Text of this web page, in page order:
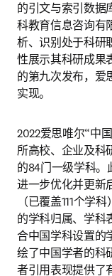
的引文与索引数据
科教育信息咨询有
析、识别处于科研
性展示其科研成果
的第九次发布，爱
实现。
2022爱思唯尔“中
所高校、企业及科
的84门一级学科。
进一步优化并更新
（已覆盖111个学
的学科归属、学科
合中国学科设置的
绘了中国学者的科
者引用表现提供了